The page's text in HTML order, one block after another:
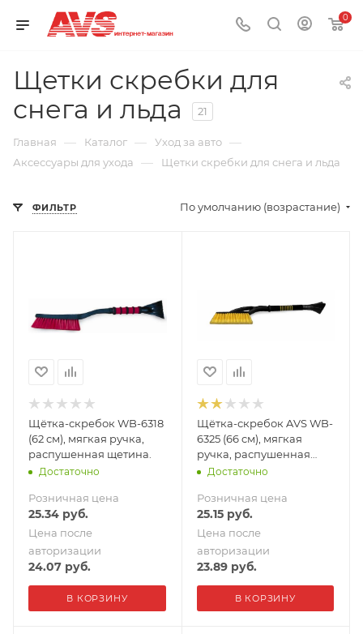
0
Щетки скребки для
снега и льда
21
Главная — Каталог — Уход за авто —
Аксессуары для ухода — Щетки скребки для снега и льда
ФИЛЬТР По умолчанию (возрастание)
Щётка-скребок WB-6318
(62 cм), мягкая ручка,
распушенная щетина.
Достаточно
Розничная цена
25.34 руб.
Цена после
авторизации
24.07 руб.
В КОРЗИНУ
Щётка-скребок AVS WB-
6325 (66 cм), мягкая
ручка, распушенная
щетина
Достаточно
Розничная цена
25.15руб.
Цена после
авторизации
23.89руб.
В КОРЗИНУ